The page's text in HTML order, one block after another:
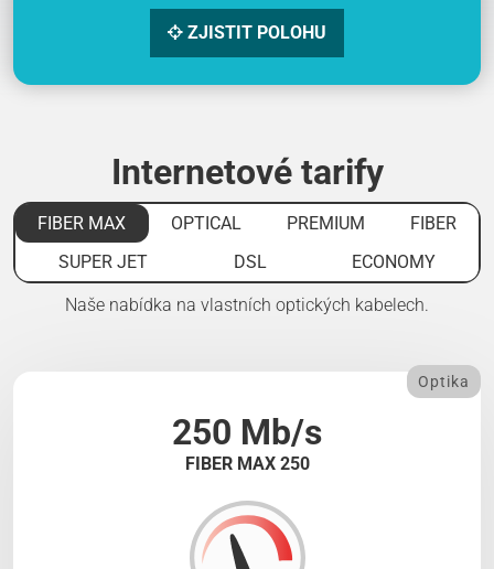
ZJISTIT POLOHU
Internetové tarify
FIBER MAX OPTICAL PREMIUM
FIBER
SUPER JET
DSL ECONOMY
Naše nabídka na vlastních optických kabelech.
250 Mb/s
FIBER MAX 250
Optika